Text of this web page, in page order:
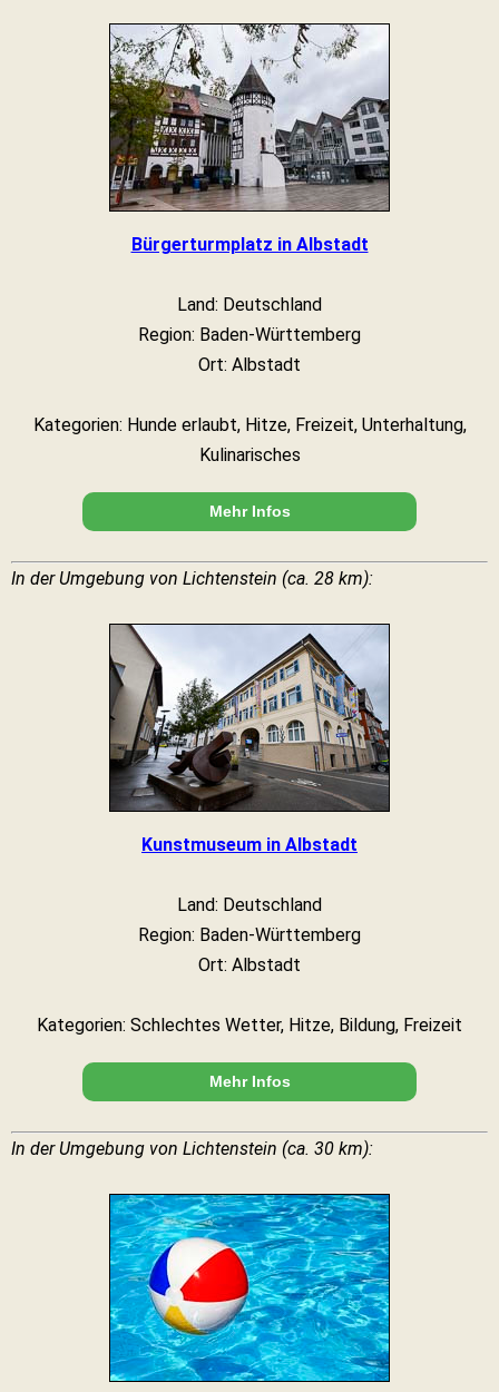
Bürgerturmplatz in Albstadt
Land: Deutschland
Region: Baden-Württemberg
Ort: Albstadt
Kategorien: Hunde erlaubt, Hitze, Freizeit, Unterhaltung,
Kulinarisches
Mehr Infos
In der Umgebung von Lichtenstein (ca. 28 km):
Kunstmuseum in Albstadt
Land: Deutschland
Region: Baden-Württemberg
Ort: Albstadt
Kategorien: Schlechtes Wetter, Hitze, Bildung, Freizeit
Mehr Infos
In der Umgebung von Lichtenstein (ca. 30 km):